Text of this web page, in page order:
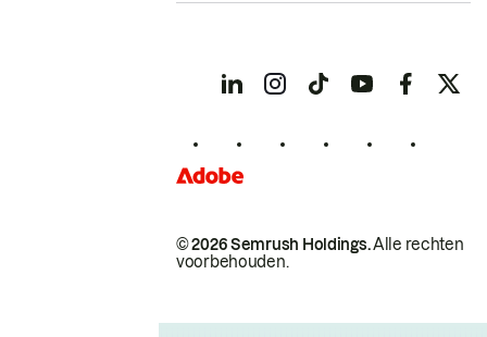
© 2026 Semrush Holdings.Alle rechten
voorbehouden.